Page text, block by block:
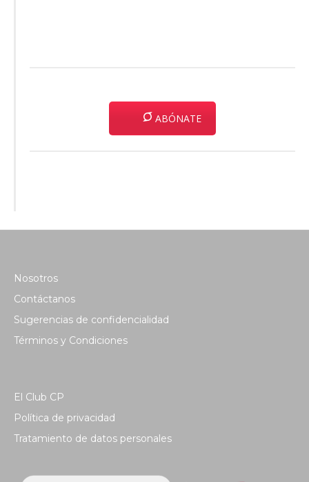
ABÓNATE
Nosotros
Contáctanos
Sugerencias de confidencialidad
Términos y Condiciones
El Club CP
Política de privacidad
Tratamiento de datos personales